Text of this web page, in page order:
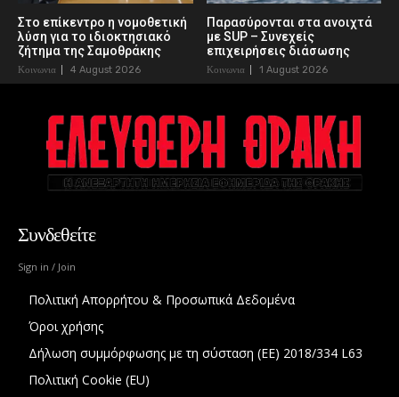
Στο επίκεντρο η νομοθετική
λύση για το ιδιοκτησιακό
ζήτημα της Σαμοθράκης
Κοινωνια 4 August 2026
Παρασύρονται στα ανοιχτά
με SUP – Συνεχείς
επιχειρήσεις διάσωσης
Κοινωνια 1 August 2026
Συνδεθείτε
Sign in / Join
Πολιτική Απορρήτου & Προσωπικά Δεδομένα
Όροι χρήσης
Δήλωση συμμόρφωσης με τη σύσταση (ΕΕ) 2018/334 L63
Πολιτική Cookie (EU)